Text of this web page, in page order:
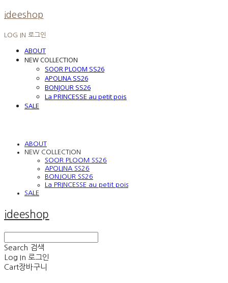
ideeshop
LOG IN 로그인
ABOUT
NEW COLLECTION
SOOR PLOOM SS26
APOLINA SS26
BONJOUR SS26
La PRINCESSE au petit pois
SALE
ABOUT
NEW COLLECTION
SOOR PLOOM SS26
APOLINA SS26
BONJOUR SS26
La PRINCESSE au petit pois
SALE
ideeshop
Search 검색
Log In 로그인
Cart장바구니